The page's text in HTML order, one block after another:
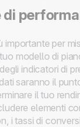
importante per
modello di
indicatori di
saranno il
il tuo
elementi
i tassi di